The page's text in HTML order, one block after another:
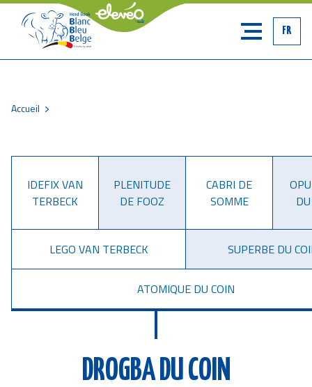
FR
Accueil
IDEFIX VAN
TERBECK
PLENITUDE
DE FOOZ
CABRI DE
SOMME
LEGO VAN TERBECK SUPERBE DU
ATOMIQUE DU COIN
DROGBA DU COIN